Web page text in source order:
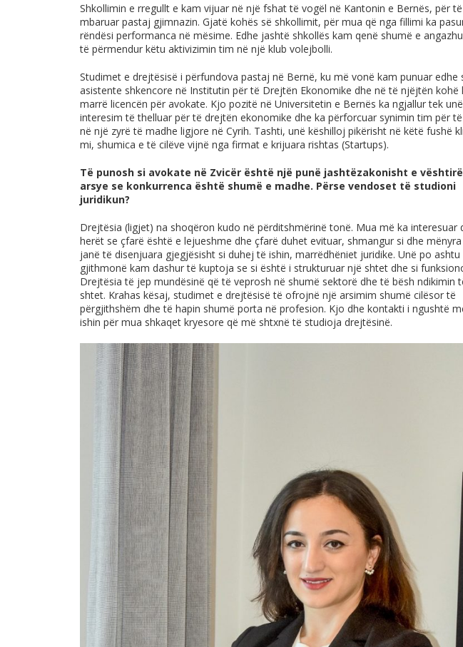
Shkollimin e rregullt e kam vijuar në një fshat të vogël në Kantonin e Bernës, për të
mbaruar pastaj gjimnazin. Gjatë kohës së shkollimit, për mua që nga fillimi ka
rëndësi performanca në mësime. Edhe jashtë shkollës kam qenë shumë e
të përmendur këtu aktivizimin tim në një klub volejbolli.
Studimet e drejtësisë i përfundova pastaj në Bernë, ku më vonë kam punuar edhe
asistente shkencore në Institutin për të Drejtën Ekonomike dhe në të njëjtën kohë
marrë licencën për avokate. Kjo pozitë në Universitetin e Bernës ka ngjallur tek
interesim të thelluar për të drejtën ekonomike dhe ka përforcuar synimin tim për
në një zyrë të madhe ligjore në Cyrih. Tashti, unë këshilloj pikërisht në këtë fushë
mi, shumica e të cilëve vijnë nga firmat e krijuara rishtas (Startups).
Të punosh si avokate në Zvicër është një punë jashtëzakonisht e
arsye se konkurrenca është shumë e madhe. Përse vendoset të studioni
juridikun?
Drejtësia (ligjet) na shoqëron kudo në përditshmërinë tonë. Mua më ka interesuar
herët se çfarë është e lejueshme dhe çfarë duhet evituar, shmangur si dhe mënyra
janë të disenjuara gjegjësisht si duhej të ishin, marrëdhëniet juridike. Unë po ashtu
gjithmonë kam dashur të kuptoja se si është i strukturuar një shtet dhe si
Drejtësia të jep mundësinë që të veprosh në shumë sektorë dhe të bësh ndikimin
shtet. Krahas kësaj, studimet e drejtësisë të ofrojnë një arsimim shumë cilësor të
përgjithshëm dhe të hapin shumë porta në profesion. Kjo dhe kontakti i ngushtë
ishin për mua shkaqet kryesore që më shtxnë të studioja drejtësinë.